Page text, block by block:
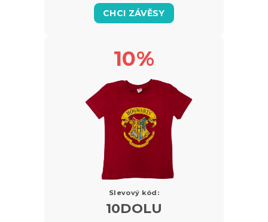
CHCI ZÁVĚSY
10%
Slevový kód:
10DOLU